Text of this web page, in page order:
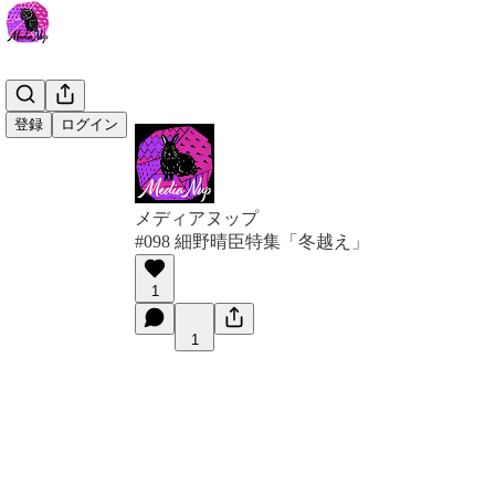
登録 ログイン
メディアヌップ
#098 細野晴臣特集「冬越え」
1
1